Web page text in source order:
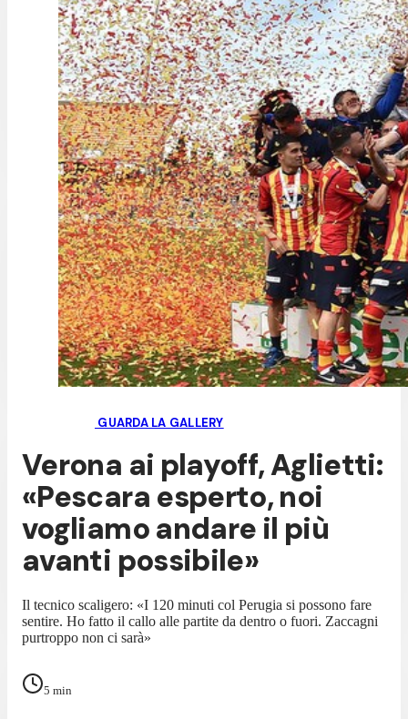
GUARDA LA GALLERY
Verona ai playoff, Aglietti:
«Pescara esperto, noi
vogliamo andare il più
avanti possibile»
Il tecnico scaligero: «I 120 minuti col Perugia si possono fare
sentire. Ho fatto il callo alle partite da dentro o fuori. Zaccagni
purtroppo non ci sarà»
5 min